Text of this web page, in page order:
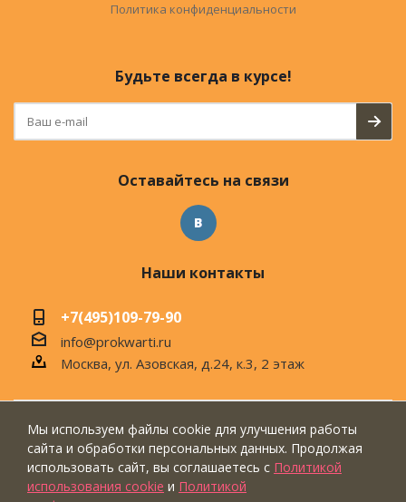
Политика конфиденциальности
Будьте всегда в курсе!
Оставайтесь на связи
Наши контакты
+7(495)109-79-90
info@prokwarti.ru
Москва, ул. Азовская, д.24, к.3, 2 этаж
© 2026 Магазин современного интерьера
"ПроКвартиРу"
Мы используем файлы cookie для улучшения работы
сайта и обработки персональных данных. Продолжая
использовать сайт, вы соглашаетесь с Политикой
использования cookie и Политикой